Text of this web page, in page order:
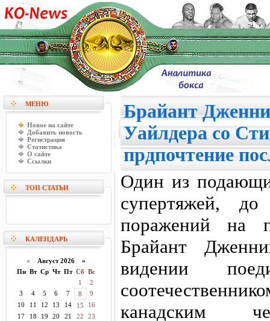
МЕНЮ
Новое на сайте
Добавить новость
Регистрация
Статистика
О сайте
Ссылки
ТОП СТАТЬИ
КАЛЕНДАРЬ
« Август 2026 »
Пн Вт Ср Чт Пт Сб Вс
1
2
3
4 5 6 7 8
9
10
11 12 13 14 15
16
17
18 19 20 21 22
23
Брайант
Уайлдера со
прдпочтение
Один из
супертяжей,
поражений на
Брайант
видении
канадским